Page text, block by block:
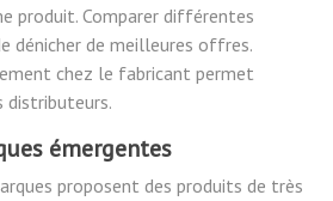
produit. Comparer différentes
dénicher de meilleures offres.
chez le fabricant permet
distributeurs.
émergentes
proposent des produits de très